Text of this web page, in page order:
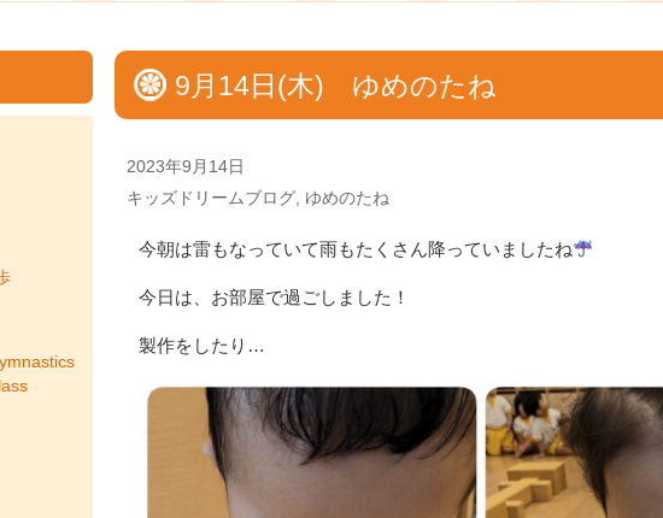
9月14日(木) ゆめのたね
Posted
on
2023年9月14日
Categories
キッズドリームブログ, ゆめのたね
今朝は雷もなっていて雨もたくさん降っていましたね
今日は、お部屋で過ごしました！
製作をしたり…